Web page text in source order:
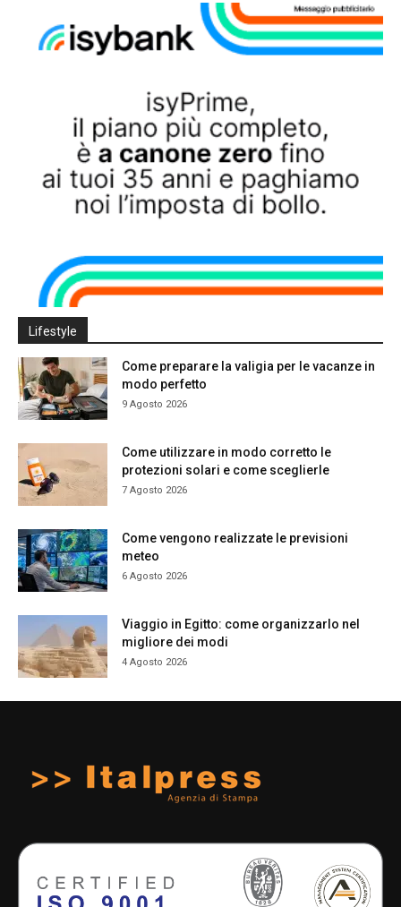
Lifestyle
Come preparare la valigia per le vacanze in
modo perfetto
9 Agosto 2026
Come utilizzare in modo corretto le
protezioni solari e come sceglierle
7 Agosto 2026
Come vengono realizzate le previsioni
meteo
6 Agosto 2026
Viaggio in Egitto: come organizzarlo nel
migliore dei modi
4 Agosto 2026